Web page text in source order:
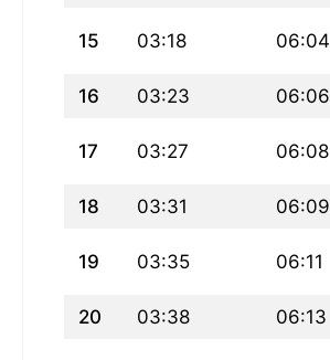
15 03:18 06:04
16 03:23 06:06
17 03:27 06:08
18 03:31 06:09
19 03:35 06:11
20 03:38 06:13